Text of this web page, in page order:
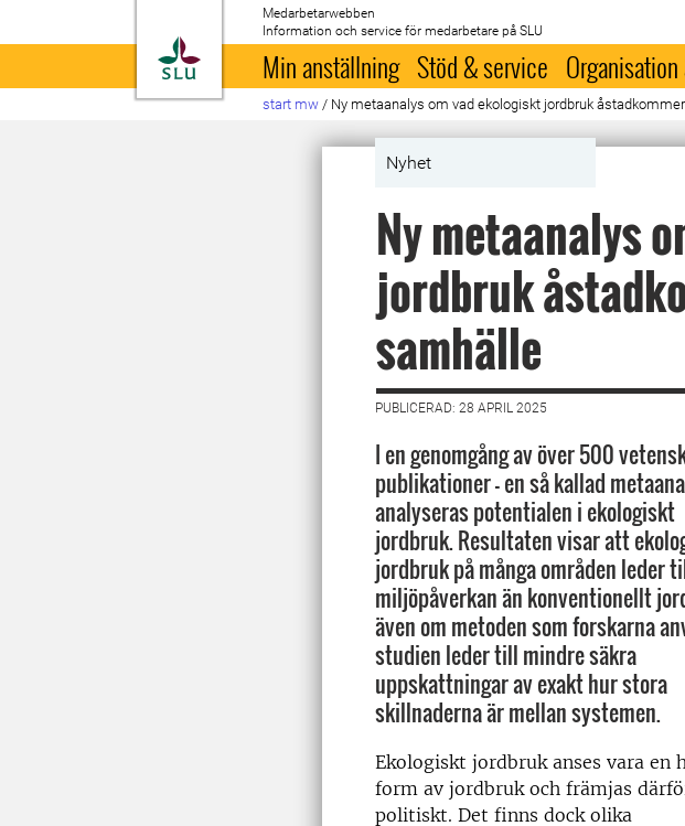
Till startsida
Medarbetarwebben
Information och service för medarbetare på SLU
Min anställning Stöd & service
start mw / Ny metaanalys om vad ekologiskt jordbruk
Nyhet
Ny metaanalys
jordbruk
samhälle
PUBLICERAD: 28 APRIL 2025
I en genomgång av över 500
publikationer - en så kallad
analyseras potentialen i ekologiskt
jordbruk. Resultaten visar att
jordbruk på många områden leder
miljöpåverkan än konventionellt
även om metoden som forskarna
studien leder till mindre säkra
uppskattningar av exakt hur stora
skillnaderna är mellan systemen.
Ekologiskt jordbruk anses vara en
form av jordbruk och främjas
politiskt. Det finns dock olika